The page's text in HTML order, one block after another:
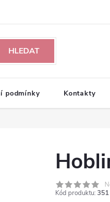
HLEDAT
podmínky Kontakty
Kód produktu: 351